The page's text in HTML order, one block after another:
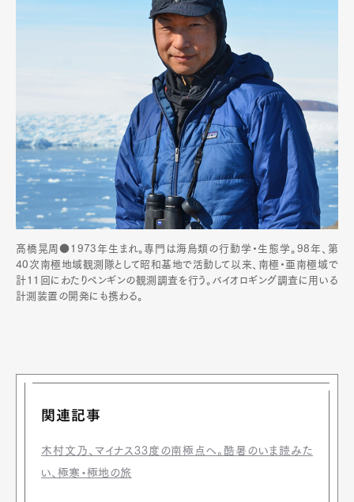
髙橋晃周●1973年生まれ。専門は海鳥類の行動学・生態学。98年、第
40次南極地域観測隊として昭和基地で活動して以来、南極・亜南極域で
計11回にわたりペンギンの観測調査を行う。バイオロギング調査に用いる
計測装置の開発にも携わる。
関連記事
木村文乃、マイナス33度の南極点へ。酷暑のいま読みた
い、極寒・極地の旅